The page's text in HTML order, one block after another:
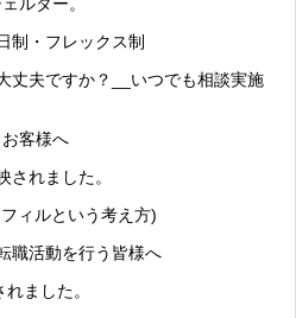
制・フレックス制
丈夫ですか？__いつでも相談実施
客様へ
されました。
ィルという考え方)
職活動を行う皆様へ
ました。